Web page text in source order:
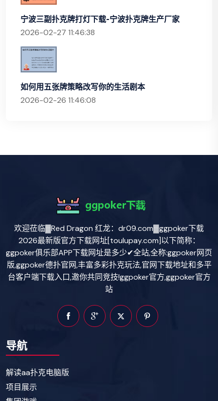
宁波三副扑克牌打灯下载-宁波扑克牌生产厂家
2026-02-27 11:46:38
如何用五张牌策略改写你的生活剧本
2026-02-26 11:46:08
欢迎莅临▓Red Dragon 红龙：dr09.com▓ggpoker下载
2026最新版官方下载网址[toulupay.com]以下简称：
ggpoker俱乐部APP下载网址是多少✔全站,全称:ggpoker网页
版,ggpoker德扑官网,丰富多彩扑克玩法,官网下载地址和多平
台客户端下载入口,邀你共同竞技!ggpoker官方,ggpoker官方
站
导航
解读aa扑克电脑版
项目展示